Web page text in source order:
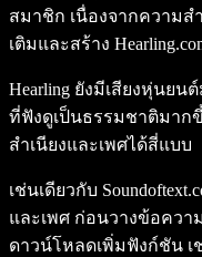
สมาชิก เนื่องจากความส
เติมและสร้าง
Hearling ยังมีเสียงหุ่นยน
ที่ฟังดูเป็นธรรมชาติมาก
สำเนียงและเพศได้สี่แบบ
เช่นเดียวกับ
และเพศ ก่อนวางข้อคว
ดาวน์โหลดเพิ่มฟังก์ชัน เ